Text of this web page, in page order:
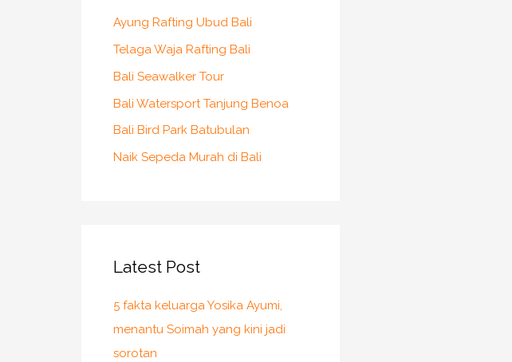
Ayung Rafting Ubud Bali
Telaga Waja Rafting Bali
Bali Seawalker Tour
Bali Watersport Tanjung Benoa
Bali Bird Park Batubulan
Naik Sepeda Murah di Bali
Latest Post
5 fakta keluarga Yosika Ayumi,
menantu Soimah yang kini jadi
sorotan